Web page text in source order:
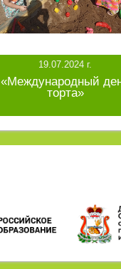
19.07.2024 г.
«Международный
торта»